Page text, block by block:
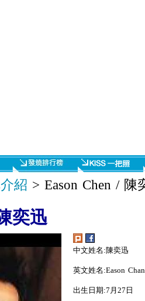
紹 > Eason Chen / 陳
奕迅
中文姓名:陳奕迅
英文姓名:Eason Chan
出生日期:7月27日